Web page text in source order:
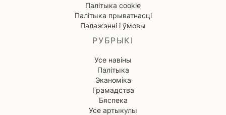
Палітыка cookie
Палітыка прыватнасці
Палажэнні і ўмовы
РУБРЫКІ
Усе навіны
Палітыка
Эканоміка
Грамадства
Бяспека
Усе артыкулы